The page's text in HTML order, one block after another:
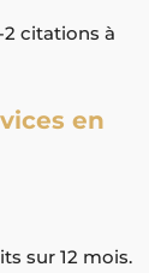
2 citations à
en
sur 12 mois.